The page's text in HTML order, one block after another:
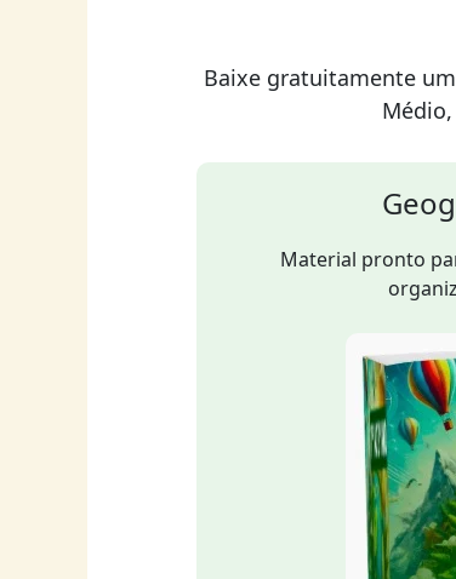
Baixe gratuitamente
Material pronto